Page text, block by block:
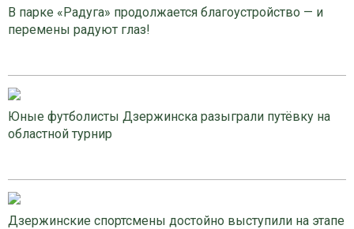
В парке «Радуга» продолжается благоустройство — и
перемены радуют глаз!
Юные футболисты Дзержинска разыграли путёвку на
областной турнир
Дзержинские спортсмены достойно выступили на этапе